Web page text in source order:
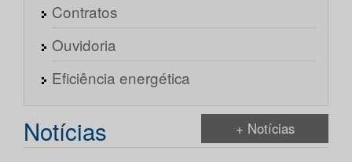
Contratos
Ouvidoria
Eficiência energética
Notícias + Notícias